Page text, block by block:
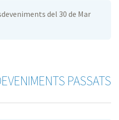
del 30 de Mar
PASSATS